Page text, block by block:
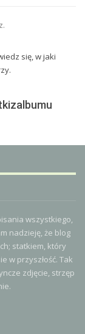
się, w jaki
wszystkiego,
nadzieję, że blog
statkiem, który
w przyszłość. Tak
zdjęcie, strzęp